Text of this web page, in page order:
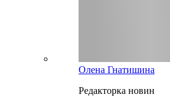
Олена Гнатишина
Редакторка новин